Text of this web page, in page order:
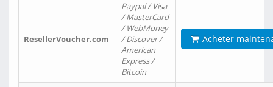
ResellerVoucher.com
Paypal / Visa
/ MasterCard
/ WebMoney
/ Discover /
American
Express /
Bitcoin
Acheter